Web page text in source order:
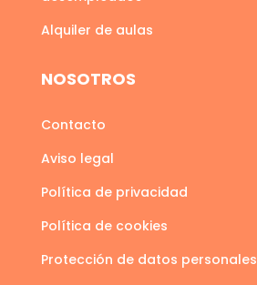
Alquiler de aulas
NOSOTROS
Contacto
Aviso legal
Política de privacidad
Política de cookies
Protección de datos personales